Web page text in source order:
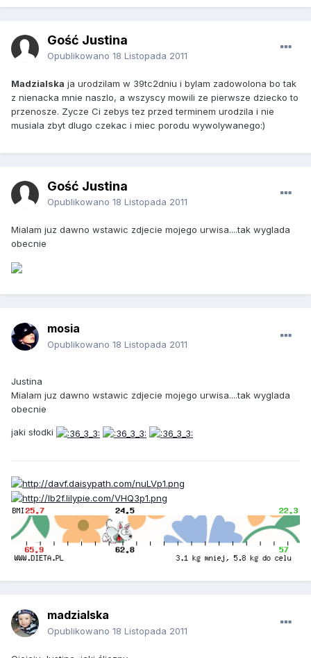
Gość Justina
Opublikowano 18 Listopada 2011
Madzialska ja urodzilam w 39tc2dniu i bylam zadowolona bo tak
z nienacka mnie naszlo, a wszyscy mowili ze pierwsze dziecko to
przenosze. Zycze Ci zebys tez przed terminem urodzila i nie
musiala zbyt dlugo czekac i miec porodu wywolywanego:)
Gość Justina
Opublikowano 18 Listopada 2011
Mialam juz dawno wstawic zdjecie mojego urwisa....tak wyglada
obecnie
mosia
Opublikowano 18 Listopada 2011
Justina
Mialam juz dawno wstawic zdjecie mojego urwisa....tak wyglada
obecnie
jaki słodki
madzialska
Opublikowano 18 Listopada 2011